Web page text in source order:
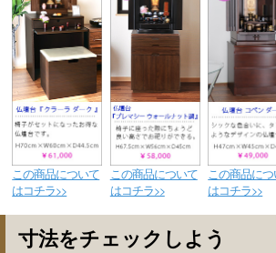
この商品について
はコチラ>>
この商品について
はコチラ>>
この商品に
はコチラ>>
寸法をチェックしよう